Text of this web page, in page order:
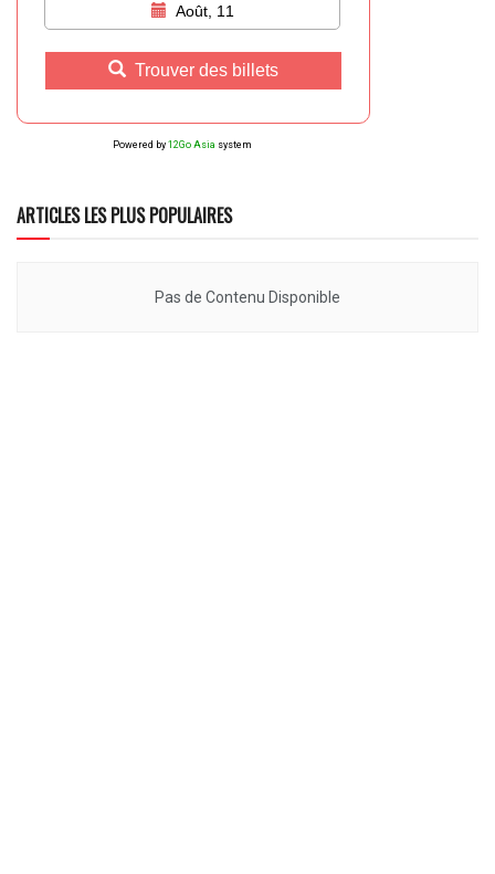
Août, 11
Trouver des billets
Powered by 12Go Asia system
ARTICLES LES PLUS POPULAIRES
Pas de Contenu Disponible